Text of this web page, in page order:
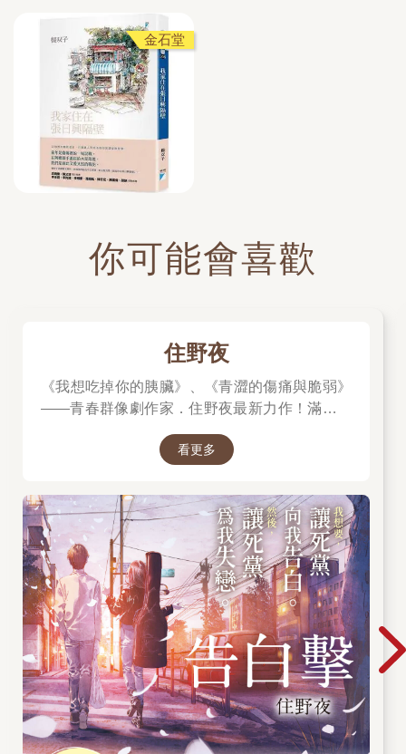
金石堂
你可能會喜歡
住野夜
《我想吃掉你的胰臟》、《青澀的傷痛與脆弱》
——青春群像劇作家．住野夜最新力作！滿是錯
「重啟」小說！我想要，讓死黨向我告白。然
看更多